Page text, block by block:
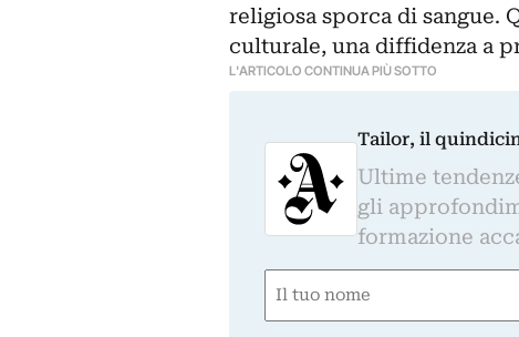
religiosa sporca di sangue.
culturale, una diffidenza a
L'ARTICOLO CONTINUA PIÙ SOTTO
Tailor, il
Ultime
gli
formazione
Nome